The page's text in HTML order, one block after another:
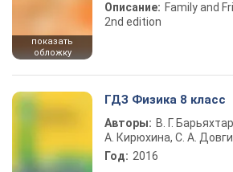
показать
обложку
Описание: Family and
2nd edition
ГДЗ Физика 8 класс
Авторы: В. Г.
А. Кирюхина, С. А.
Год: 2016